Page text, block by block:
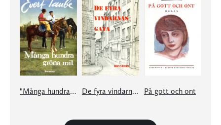
"Många hundra gröna mil" De fyra vindarnas gata På gott och ont